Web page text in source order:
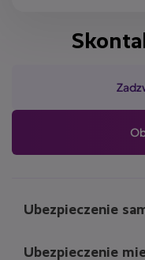
Ubezpieczenie
Ubezpieczenie